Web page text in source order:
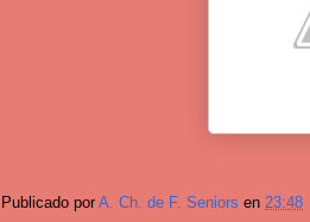
Publicado porA. Ch. de F. Seniors en 23:48